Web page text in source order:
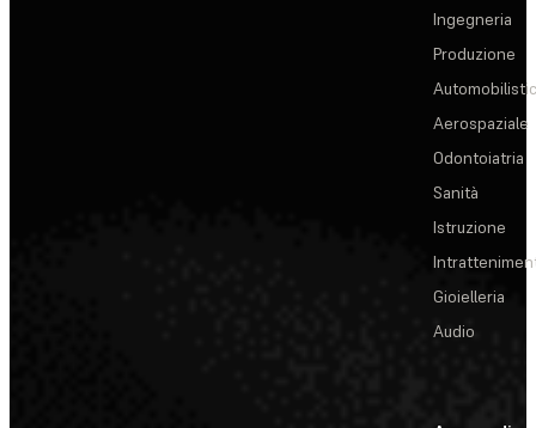
Ingegneria
Produzione
Aerospaziale
Odontoiatria
Sanità
Istruzione
Gioielleria
Audio